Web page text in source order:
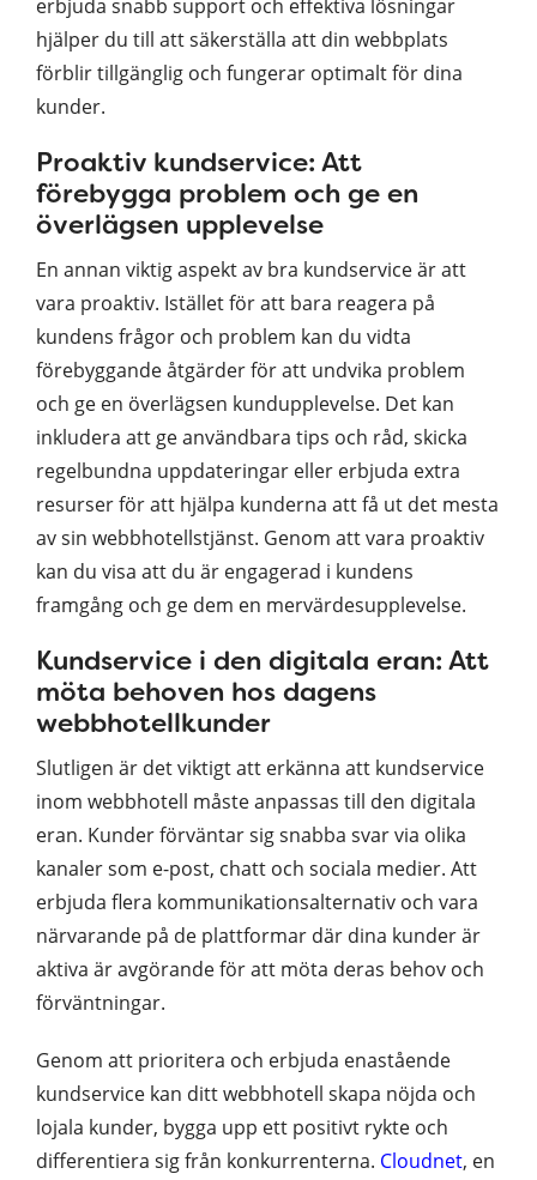
erbjuda snabb support och effektiva lösningar
hjälper du till att säkerställa att din webbplats
förblir tillgänglig och fungerar optimalt för dina
kunder.
Proaktiv kundservice: Att
förebygga problem och ge en
överlägsen upplevelse
En annan viktig aspekt av bra kundservice är att
vara proaktiv. Istället för att bara reagera på
kundens frågor och problem kan du vidta
förebyggande åtgärder för att undvika problem
och ge en överlägsen kundupplevelse. Det kan
inkludera att ge användbara tips och råd, skicka
regelbundna uppdateringar eller erbjuda extra
resurser för att hjälpa kunderna att få ut det mesta
av sin webbhotellstjänst. Genom att vara proaktiv
kan du visa att du är engagerad i kundens
framgång och ge dem en mervärdesupplevelse.
Kundservice i den digitala eran: Att
möta behoven hos dagens
webbhotellkunder
Slutligen är det viktigt att erkänna att kundservice
inom webbhotell måste anpassas till den digitala
eran. Kunder förväntar sig snabba svar via olika
kanaler som e-post, chatt och sociala medier. Att
erbjuda flera kommunikationsalternativ och vara
närvarande på de plattformar där dina kunder är
aktiva är avgörande för att möta deras behov och
förväntningar.
Genom att prioritera och erbjuda enastående
kundservice kan ditt webbhotell skapa nöjda och
lojala kunder, bygga upp ett positivt rykte och
differentiera sig från konkurrenterna. Cloudnet, en